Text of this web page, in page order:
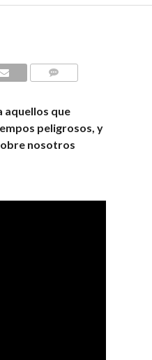
aquellos que
peligrosos, y
nosotros